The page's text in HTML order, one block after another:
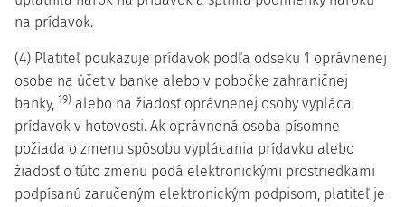
na prídavok.
(4) Platiteľ poukazuje prídavok podľa odseku 1 oprávnenej
osobe na účet v banke alebo v pobočke zahraničnej
banky, 19) alebo na žiadosť oprávnenej osoby vypláca
prídavok v hotovosti. Ak oprávnená osoba písomne
požiada o zmenu spôsobu vyplácania prídavku alebo
žiadosť o túto zmenu podá elektronickými prostriedkami
podpísanú zaručeným elektronickým podpisom, platiteľ je